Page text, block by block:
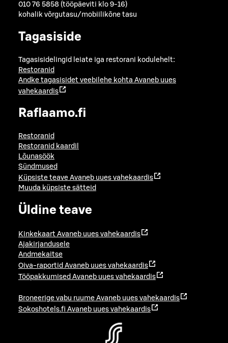
010 76 5858 (tööpäeviti klo 9-16)
kohalik võrgutasu/mobiilikõne tasu
Tagasiside
Tagasisidelingid leiate iga restorani kodulehelt:
Restoranid
Andke tagasisidet veebilehe kohta Avaneb uues
vahekaardis
Raflaamo.fi
Restoranid
Restoranid kaardil
Lõunasöök
Sündmused
Küpsiste teave Avaneb uues vahekaardis
Muuda küpsiste sätteid
Üldine teave
Kinkekaart Avaneb uues vahekaardis
Ajakirjandusele
Andmekaitse
Oiva-raportid Avaneb uues vahekaardis
Tööpakkumised Avaneb uues vahekaardis
Broneerige vabu ruume Avaneb uues vahekaardis
Sokoshotels.fi Avaneb uues vahekaardis